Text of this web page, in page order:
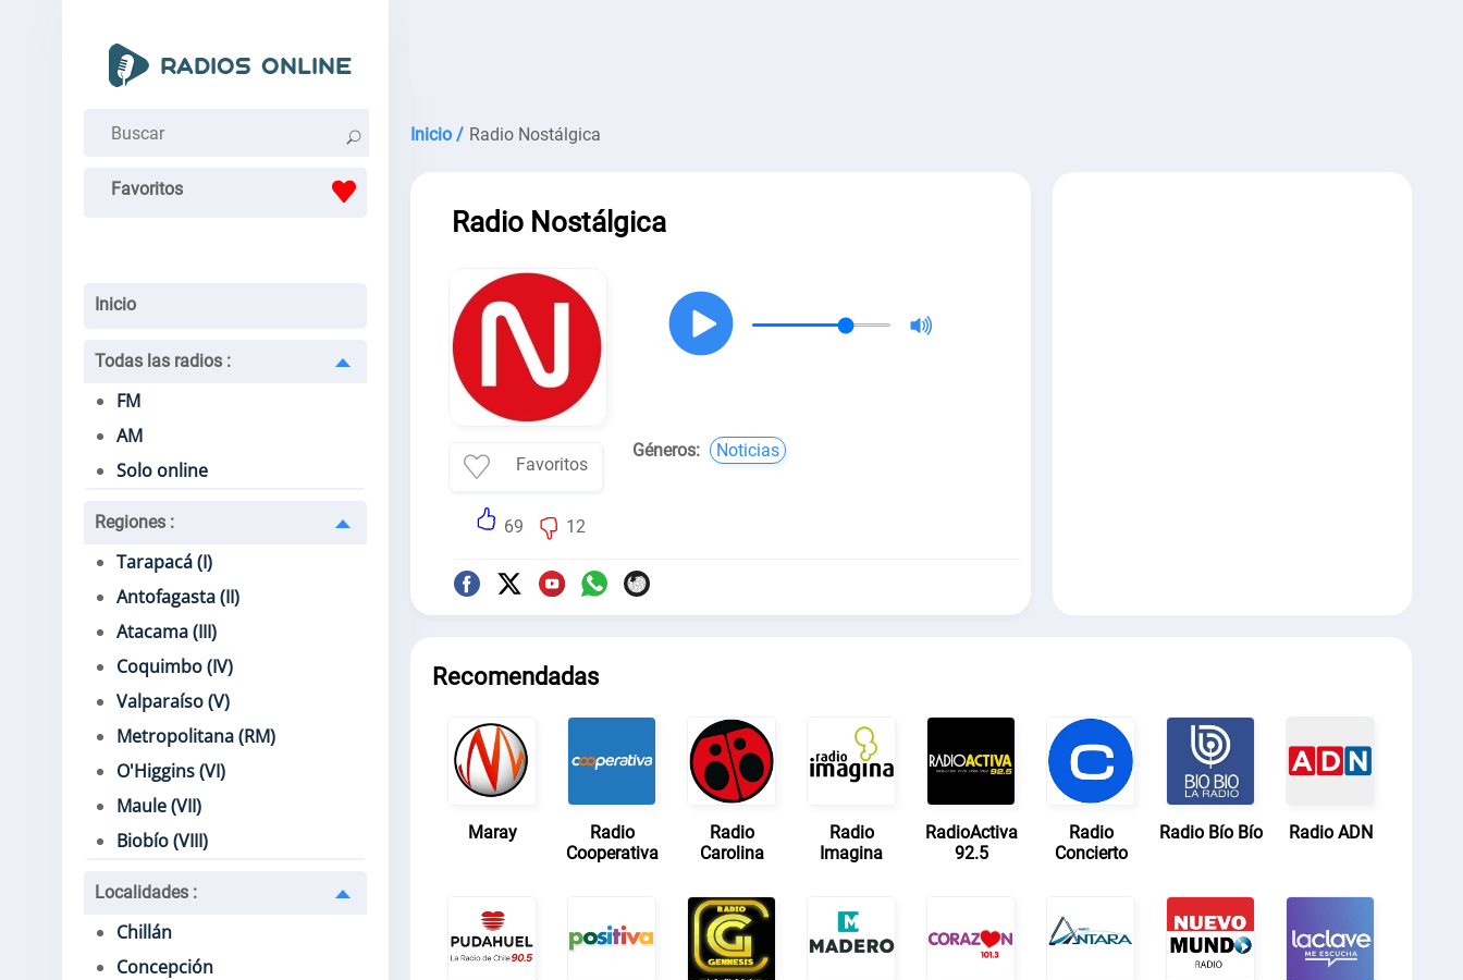
Favoritos
Inicio
Todas las radios :
FM
AM
Solo online
Regiones :
Tarapacá (I)
Antofagasta (II)
Atacama (III)
Coquimbo (IV)
Valparaíso (V)
Metropolitana (RM)
O'Higgins (VI)
Maule (VII)
Biobío (VIII)
Localidades :
Chillán
Concepción
Inicio / Radio Nostálgica
Radio Nostálgica
Favoritos
69 12
Géneros: Noticias
Recomendadas
Maray
Radio
Cooperativa
Radio
Carolina
Radio
Imagina
RadioActiva
92.5
Radio
Concierto
Radio Bío Bío Radio ADN